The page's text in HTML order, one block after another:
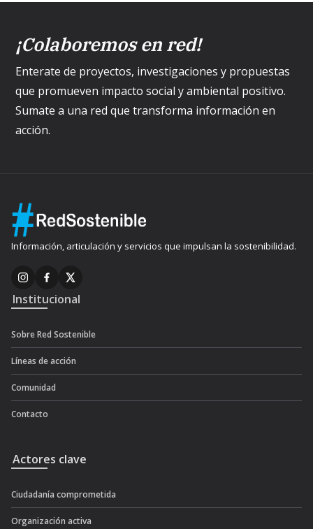
¡Colaboremos en red!
Enterate de proyectos, investigaciones y propuestas
que promueven impacto social y ambiental positivo.
Sumate a una red que transforma información en
acción.
Información, articulación y servicios que impulsan la sostenibilidad.
Institucional
Sobre Red Sostenible
Líneas de acción
Comunidad
Contacto
Actores clave
Ciudadanía comprometida
Organización activa